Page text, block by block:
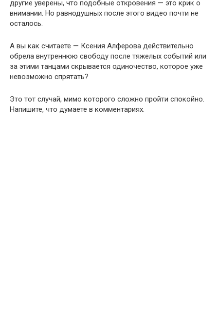
другие уверены, что подобные откровения — это крик о
внимании. Но равнодушных после этого видео почти не
осталось.
А вы как считаете — Ксения Алферова действительно
обрела внутреннюю свободу после тяжелых событий или
за этими танцами скрывается одиночество, которое уже
невозможно спрятать?
Это тот случай, мимо которого сложно пройти спокойно.
Напишите, что думаете в комментариях.